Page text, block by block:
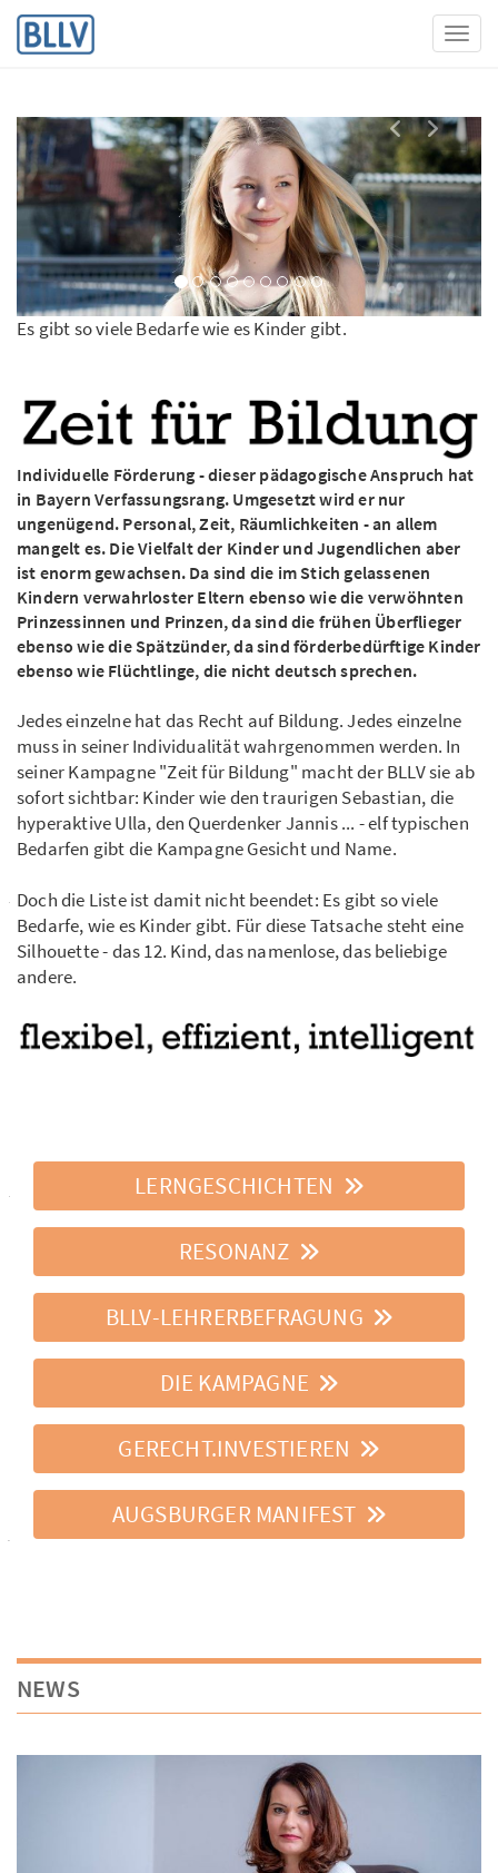
Nächstes
Es gibt so viele Bedarfe wie es Kinder gibt.
Individuelle Förderung - dieser pädagogische Anspruch hat
in Bayern Verfassungsrang. Umgesetzt wird er nur
ungenügend. Personal, Zeit, Räumlichkeiten - an allem
mangelt es. Die Vielfalt der Kinder und Jugendlichen aber
ist enorm gewachsen. Da sind die im Stich gelassenen
Kindern verwahrloster Eltern ebenso wie die verwöhnten
Prinzessinnen und Prinzen, da sind die frühen Überflieger
ebenso wie die Spätzünder, da sind förderbedürftige Kinder
ebenso wie Flüchtlinge, die nicht deutsch sprechen.
Jedes einzelne hat das Recht auf Bildung. Jedes einzelne
muss in seiner Individualität wahrgenommen werden. In
seiner Kampagne "Zeit für Bildung" macht der BLLV sie ab
sofort sichtbar: Kinder wie den traurigen Sebastian, die
hyperaktive Ulla, den Querdenker Jannis ... - elf typischen
Bedarfen gibt die Kampagne Gesicht und Name.
Doch die Liste ist damit nicht beendet: Es gibt so viele
Bedarfe, wie es Kinder gibt. Für diese Tatsache steht eine
Silhouette - das 12. Kind, das namenlose, das beliebige
andere.
LERNGESCHICHTEN
RESONANZ
BLLV-LEHRERBEFRAGUNG
DIE KAMPAGNE
GERECHT.INVESTIEREN
AUGSBURGER MANIFEST
NEWS